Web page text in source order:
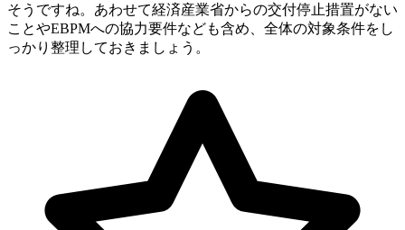
そうですね。あわせて経済産業省からの交付停止措置がない
ことやEBPMへの協力要件なども含め、全体の対象条件をし
っかり整理しておきましょう。